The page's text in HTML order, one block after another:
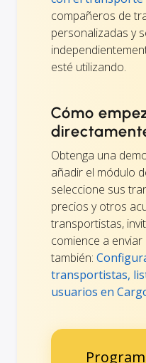
compañeros de
personalizadas y
esté utilizando.
Cómo
Obtenga una
añadir el módulo
seleccione sus
precios y otros
transportistas,
comience a
también:
transportistas,
usuarios en